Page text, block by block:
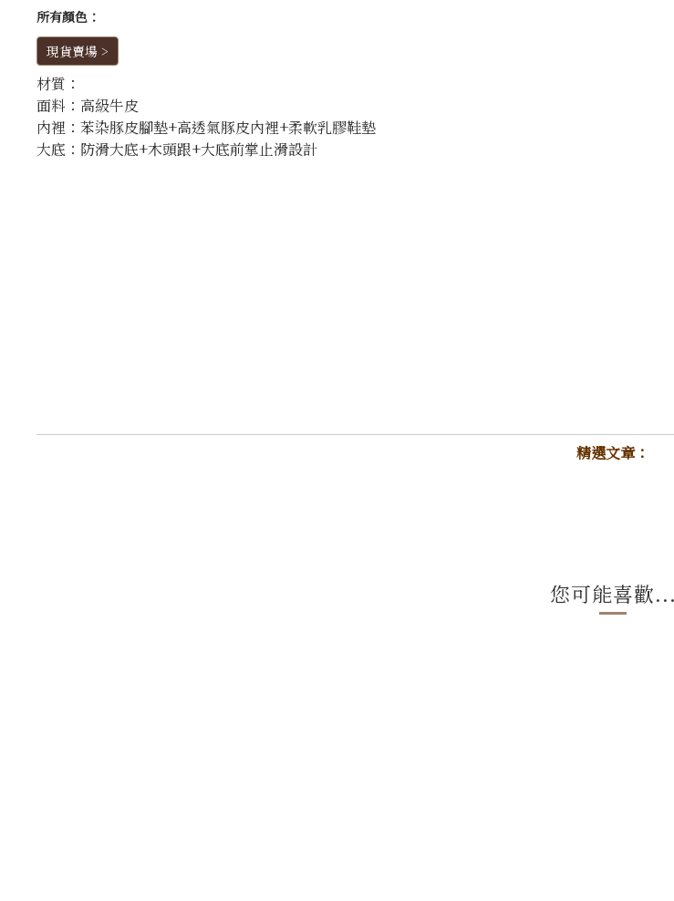
所有顏色：
現貨賣場 >
材質：
面料：高級牛皮
內裡：苯染豚皮腳墊+高透氣豚皮內裡+柔軟乳膠鞋墊
大底：防滑大底+木頭跟+大底前掌止滑設計
精選文章：
您可能喜歡...